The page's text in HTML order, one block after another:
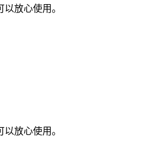
放心使用。
放心使用。